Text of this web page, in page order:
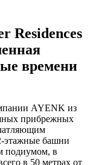
Residences
времени
AYENK из
прибрежных
этажные башни
подиумом, в
в 50 метрах от